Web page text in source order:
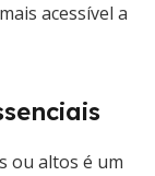
acessível a
ou altos é um